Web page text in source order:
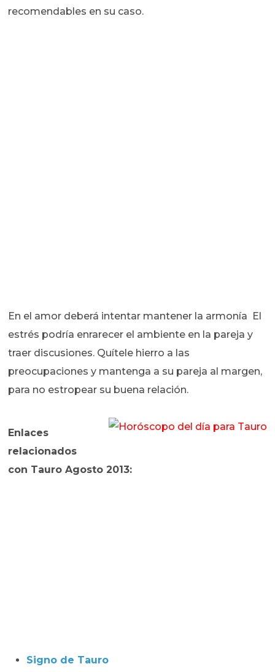
recomendables en su caso.
En el amor deberá intentar mantener la armonía El
estrés podría enrarecer el ambiente en la pareja y
traer discusiones. Quítele hierro a las
preocupaciones y mantenga a su pareja al margen,
para no estropear su buena relación.
Enlaces
relacionados
con Tauro Agosto 2013:
Signo de Tauro